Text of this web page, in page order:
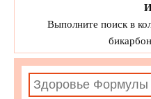
Выполните поиск в